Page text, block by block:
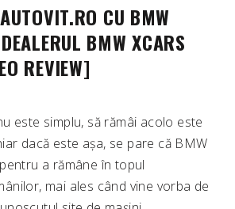
CU BMW
BMW XCARS
REVIEW]
este simplu, să rămâi acolo este
dacă este așa, se pare că BMW
a rămâne în topul
mai ales când vine vorba de